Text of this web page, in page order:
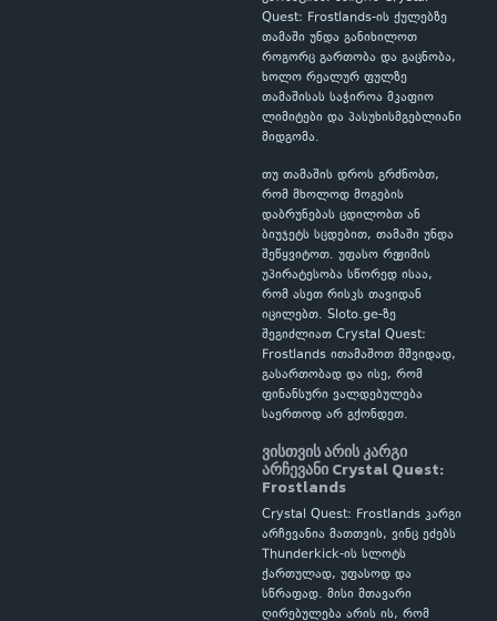
Quest: Frostlands-ის ქულებზე
თამაში უნდა განიხილოთ
როგორც გართობა და გაცნობა,
ხოლო რეალურ ფულზე
თამაშისას საჭიროა მკაფიო
ლიმიტები და პასუხისმგებლიანი
მიდგომა.
თუ თამაშის დროს გრძნობთ,
რომ მხოლოდ მოგების
დაბრუნებას ცდილობთ ან
ბიუჯეტს სცდებით, თამაში უნდა
შეწყვიტოთ. უფასო რეჟიმის
უპირატესობა სწორედ ისაა,
რომ ასეთ რისკს თავიდან
იცილებთ. Sloto.ge-ზე
შეგიძლიათ Crystal Quest:
Frostlands ითამაშოთ მშვიდად,
გასართობად და ისე, რომ
ფინანსური ვალდებულება
საერთოდ არ გქონდეთ.
ვისთვის არის კარგი
არჩევანი Crystal Quest:
Frostlands
Crystal Quest: Frostlands კარგი
არჩევანია მათთვის, ვინც ეძებს
Thunderkick-ის სლოტს
ქართულად, უფასოდ და
სწრაფად. მისი მთავარი
ღირებულება არის ის, რომ